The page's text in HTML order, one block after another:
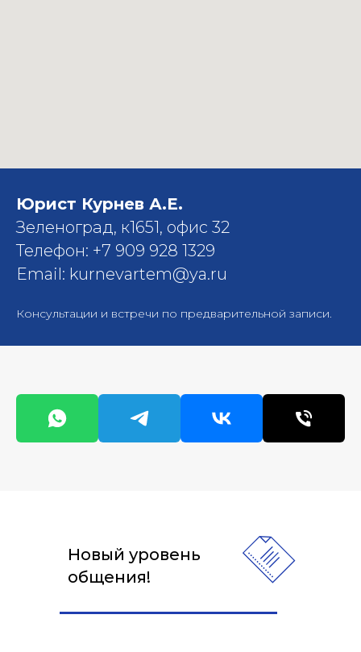
Юрист Курнев А.Е.
Зеленоград, к1651, офис 32
Телефон: +7 909 928 1329
Email: kurnevartem@ya.ru
Консультации и встречи по предварительной записи.
Новый уровень
общения!